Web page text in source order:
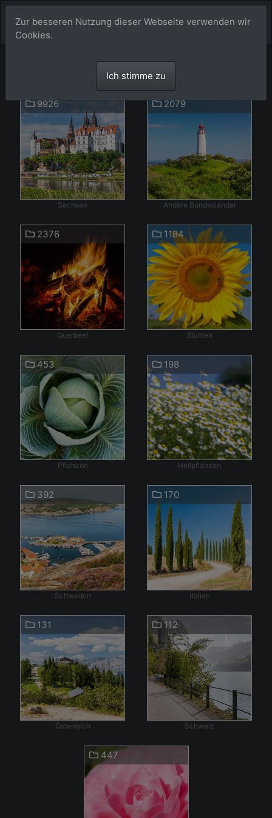
9926
Sachsen
2079
Andere Bundesländer
2376
Querbeet
1184
Blumen
453
Pflanzen
198
Heilpflanzen
392
Schweden
170
Italien
131
Österreich
112
Schweiz
447
Zur besseren Nutzung dieser Webseite verwenden wir
Cookies.
Ich stimme zu